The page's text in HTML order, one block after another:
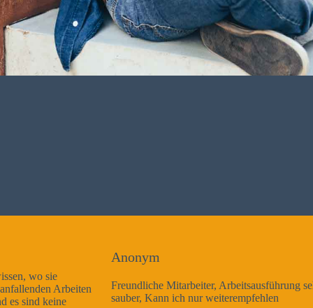
Freundliche Mitarbeiter, Arbeitsausführung sehr gut und sehr
sauber, Kann ich nur weiterempfehlen